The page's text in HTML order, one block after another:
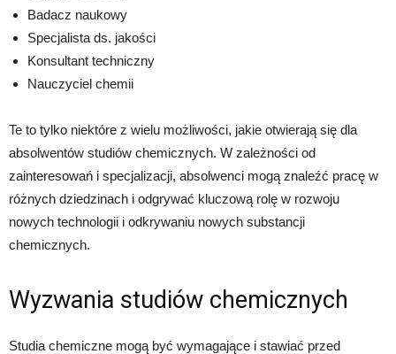
Badacz naukowy
Specjalista ds. jakości
Konsultant techniczny
Nauczyciel chemii
Te to tylko niektóre z wielu możliwości, jakie otwierają się dla
absolwentów studiów chemicznych. W zależności od
zainteresowań i specjalizacji, absolwenci mogą znaleźć pracę w
różnych dziedzinach i odgrywać kluczową rolę w rozwoju
nowych technologii i odkrywaniu nowych substancji
chemicznych.
Wyzwania studiów chemicznych
Studia chemiczne mogą być wymagające i stawiać przed